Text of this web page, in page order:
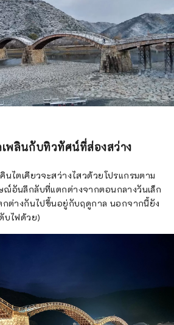
พลินกับทิวทัศน์ที่ส่องสว่าง
ไตเคียวจะสว่างไสวด้วยโปรแกรมตาม
ณ์อันลึกลับที่แตกต่างจากตอนกลางวันเล็ก
กต่างกันไปขึ้นอยู่กับฤดูกาล นอกจากนี้ยัง
บไฟด้วย)